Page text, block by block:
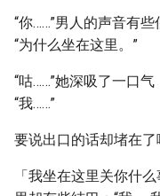
“你……”男人的声音有
“为什么坐在这里。”
“咕……”她深吸了一口
“我……”
要说出口的话却堵在了
「我坐在这里关你什